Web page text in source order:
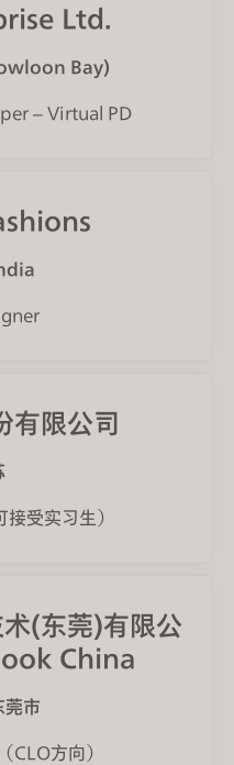
Ltd.
Bay)
– Virtual PD
有限公司
受实习生）
(东莞)有限公
China
莞市
CLO方向）